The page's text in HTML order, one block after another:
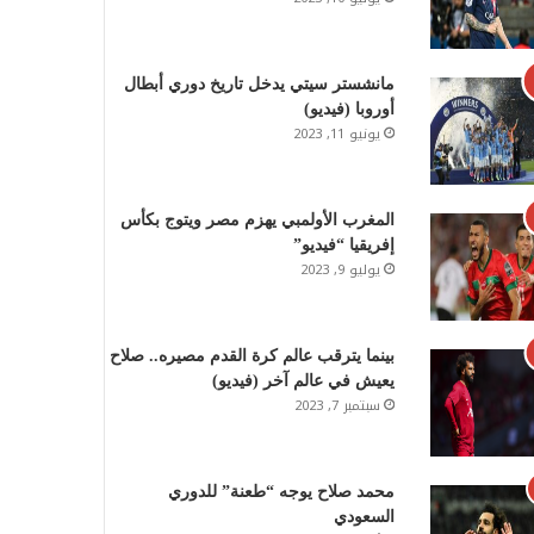
مانشستر سيتي يدخل تاريخ دوري أبطال
أوروبا (فيديو)
يونيو 11, 2023
المغرب الأولمبي يهزم مصر ويتوج بكأس
إفريقيا “فيديو”
يوليو 9, 2023
بينما يترقب عالم كرة القدم مصيره.. صلاح
يعيش في عالم آخر (فيديو)
سبتمبر 7, 2023
محمد صلاح يوجه “طعنة” للدوري
السعودي